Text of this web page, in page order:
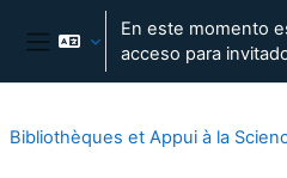
Salta al contenido principal
Panel lateral
En este momento
acceso para